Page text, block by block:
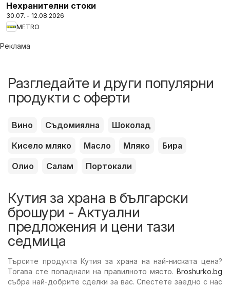
Нехранителни стоки
30.07. - 12.08.2026
METRO
Реклама
Разгледайте и други популярни
продукти с оферти
Вино Съдомиялна
Шоколад
Кисело мляко
Масло Мляко
Бира
Олио
Салам Портокали
Кутия за храна в български
брошури - Актуални
предложения и цени тази
седмица
Търсите продукта Кутия за храна на най-ниската цена?
Тогава сте попаднали на правилното място. Broshurko.bg
събра най-добрите сделки за вас. Спестете заедно с нас